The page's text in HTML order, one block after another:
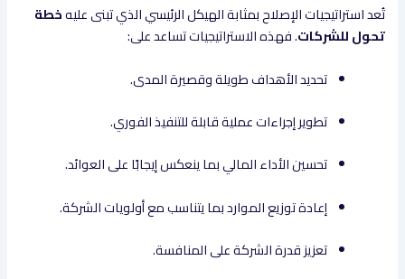
تُعد استراتيجيات الإصلاح بمثابة الهيكل الرئيسي الذي تبنى عليهخطة
تحول للشركات. فهذه الاستراتيجيات تساعد على:
تحديد الأهداف طويلة وقصيرة المدى.
تطوير إجراءات عملية قابلة للتنفيذ الفوري.
تحسين الأداء المالي بما ينعكس إيجابًا على العوائد.
إعادة توزيع الموارد بما يتناسب مع أولويات الشركة.
تعزيز قدرة الشركة على المنافسة.